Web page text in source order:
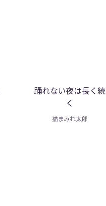
踊れない夜は長く続
く
猫まみれ太郎